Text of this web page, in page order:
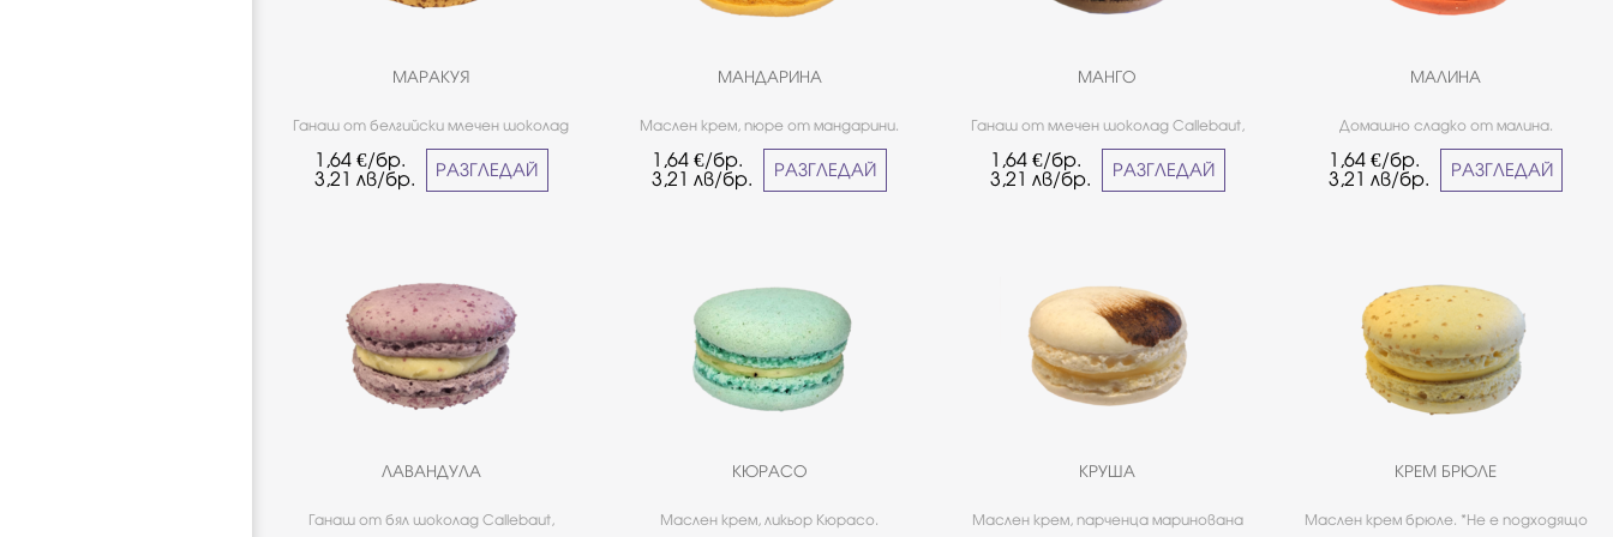
МАРАКУЯ
Ганаш от белгийски млечен шоколад
вкус - наличен в нашите търговски
обекти през цялата година. *Не е
1,64 €/бр.
3,21 лв/бр. РАЗГЛЕДАЙ
МАНДАРИНА
Маслен крем, пюре от мандарини.
1,64€/бр.
3,21лв/бр. РАЗГЛЕДАЙ
МАНГО
Ганаш от млечен шоколад Callebaut,
страдащи от целиакия.
1,64€/бр.
3,21лв/бр. РАЗГЛЕДАЙ
МАЛИНА
Домашно сладко от малина.
търговски обекти през цялата
година. *Не е подходящо за хора
1,64 €/бр.
3,21 лв/бр. РАЗГЛЕДАЙ
ЛАВАНДУЛА
Ганаш от бял шоколад Callebaut,
КЮРАСО
Маслен крем, ликьор Кюрасо.
КРУША
Маслен крем, парченца маринована
КРЕМ БРЮЛЕ
Маслен крем брюле. *Не е подходящо